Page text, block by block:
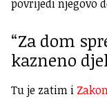
povrijedi njegovo
“Za dom
kazneno
Tu je zatim i